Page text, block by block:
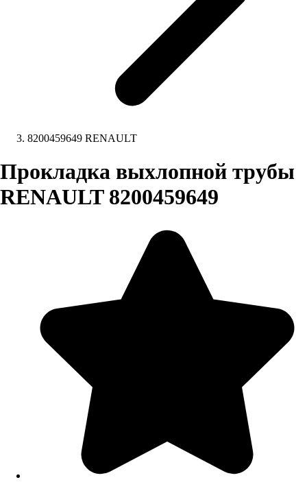
8200459649 RENAULT
Прокладка выхлопной трубы
RENAULT 8200459649